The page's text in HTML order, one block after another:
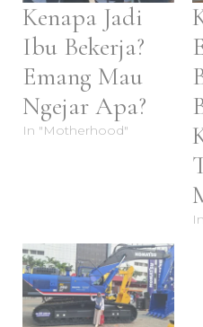
Kenapa Jadi
Ibu Bekerja?
Emang Mau
Ngejar Apa?
In "Motherhood"